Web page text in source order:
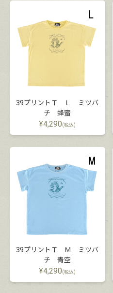
39プリントＴ Ｌ ミツバ
チ 蜂蜜
¥4,290(税込)
39プリントＴ Ｍ ミツバ
チ 青空
¥4,290(税込)